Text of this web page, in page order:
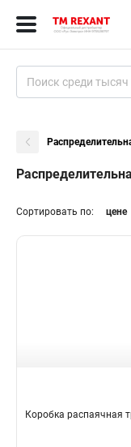
Сортировать по: цене
Коробка распаячная